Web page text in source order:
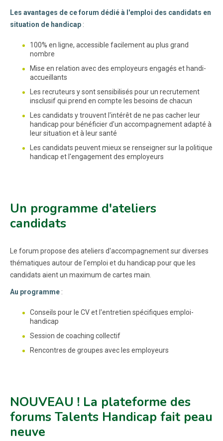
Les avantages de ce forum dédié à l'emploi des candidats en
situation de handicap :
100% en ligne, accessible facilement au plus grand
nombre
Mise en relation avec des employeurs engagés et handi-
accueillants
Les recruteurs y sont sensibilisés pour un recrutement
insclusif qui prend en compte les besoins de chacun
Les candidats y trouvent l'intérêt de ne pas cacher leur
handicap pour bénéficier d'un accompagnement adapté à
leur situation et à leur santé
Les candidats peuvent mieux se renseigner sur la politique
handicap et l'engagement des employeurs
Un programme d'ateliers
candidats
Le forum propose des ateliers d'accompagnement sur diverses
thématiques autour de l'emploi et du handicap pour que les
candidats aient un maximum de cartes main.
Au programme :
Conseils pour le CV et l'entretien spécifiques emploi-
handicap
Session de coaching collectif
Rencontres de groupes avec les employeurs
NOUVEAU ! La plateforme des
forums Talents Handicap fait peau
neuve